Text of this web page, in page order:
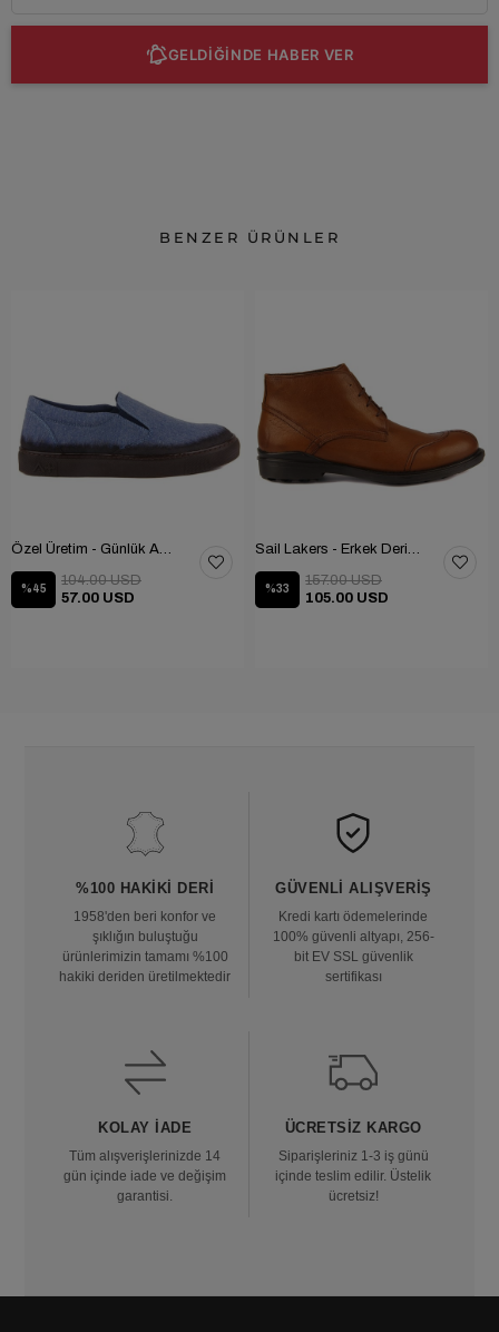
GELDİĞİNDE HABER VER
BENZER ÜRÜNLER
%45
57.00 USD
104.00 USD
%33
105.00 USD
157.00 USD
%100 HAKIKI DERI
1958'den beri konfor ve
şıklığın buluştuğu
ürünlerimizin tamamı %100
hakiki deriden üretilmektedir
GÜVENLI ALIŞVERIŞ
Kredi kartı ödemelerinde
100% güvenli altyapı, 256-
bit EV SSL güvenlik
sertifikası
KOLAY İADE
Tüm alışverişlerinizde 14
gün içinde iade ve değişim
garantisi.
ÜCRETSIZ KARGO
Siparişleriniz 1-3 iş günü
içinde teslim edilir. Üstelik
ücretsiz!